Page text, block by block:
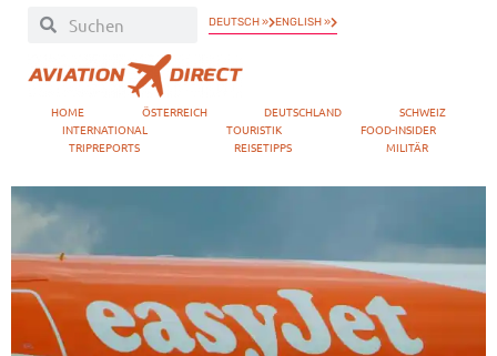
DEUTSCH » ENGLISH »
HOME ÖSTERREICH DEUTSCHLAND
SCHWEIZ
INTERNATIONAL
TOURISTIK
FOOD-INSIDER
TRIPREPORTS
REISETIPPS MILITÄR